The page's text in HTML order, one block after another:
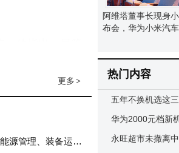
号。他重申此
供应将愈发昂
更多 >
源管理、装备运行
阿维塔董事长现身
布会，华为小米汽车
热门内容
五年不换机选这
机，性能强价格香
华为2000元档新
池+麒麟芯+大屏
永旺超市未撤离